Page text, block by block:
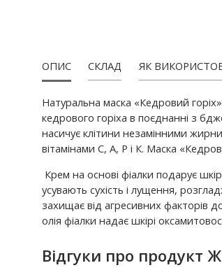
ОПИС СКЛАД ЯК
Натуральна маска «Кедровий
кедрового горіха в поєднанні з
насичує клітини незамінними
вітамінами С, А, Р і К. Маска
Крем на основі фіалки подарує
усувають сухість і лущення,
захищає від агресивних факторів
олія фіалки надає шкірі
Відгуки про продукт